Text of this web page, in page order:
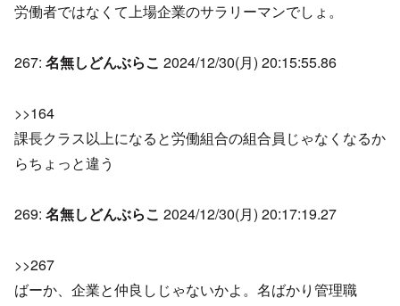
労働者ではなくて上場企業のサラリーマンでしょ。
267: 名無しどんぶらこ 2024/12/30(月) 20:15:55.86
>>164
課長クラス以上になると労働組合の組合員じゃなくなるか
らちょっと違う
269: 名無しどんぶらこ 2024/12/30(月) 20:17:19.27
>>267
ばーか、企業と仲良しじゃないかよ。名ばかり管理職